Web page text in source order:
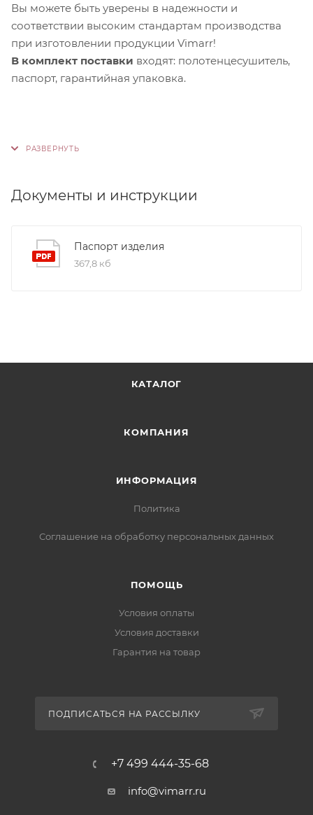
Вы можете быть уверены в надежности и
соответствии высоким стандартам производства
при изготовлении продукции Vimarr!
В комплект поставки входят: полотенцесушитель,
паспорт, гарантийная упаковка.
Документы и инструкции
Паспорт изделия
367,8 кб
КАТАЛОГ
КОМПАНИЯ
ИНФОРМАЦИЯ
Политика
Соглашение на обработку персональных данных
ПОМОЩЬ
Условия оплаты
Условия доставки
Гарантия на товар
ПОДПИСАТЬСЯ НА РАССЫЛКУ
+7 499 444-35-68
info@vimarr.ru